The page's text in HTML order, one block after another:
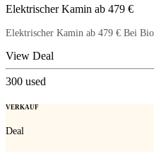
Elektrischer Kamin ab 479 €
Elektrischer Kamin ab 479 € Bei
View Deal
300 used
VERKAUF
Deal